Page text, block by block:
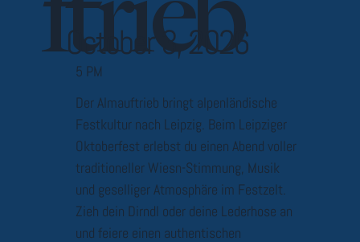
October 3, 2026
5 PM
Der Almauftrieb bringt alpenländische
Festkultur nach Leipzig. Beim Leipziger
Oktoberfest erlebst du einen Abend voller
traditioneller Wiesn-Stimmung, Musik
und geselliger Atmosphäre im Festzelt.
Zieh dein Dirndl oder deine Lederhose an
und feiere einen authentischen